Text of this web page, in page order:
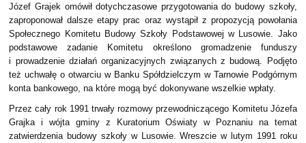
Józef Grajek omówił dotychczasowe przygotowania do budowy szkoły,
zaproponował dalsze etapy prac oraz wystąpił z propozycją powołania
Społecznego Komitetu Budowy Szkoły Podstawowej w Lusowie. Jako
podstawowe zadanie Komitetu określono gromadzenie funduszy
i prowadzenie działań organizacyjnych związanych z budową. Podjęto
też uchwałę o otwarciu w Banku Spółdzielczym w Tarnowie Podgórnym
konta bankowego, na które mogą być dokonywane wszelkie wpłaty.
Przez cały rok 1991 trwały rozmowy przewodniczącego Komitetu Józefa
Grajka i wójta gminy z Kuratorium Oświaty w Poznaniu na temat
zatwierdzenia budowy szkoły w Lusowie. Wreszcie w lutym 1991 roku